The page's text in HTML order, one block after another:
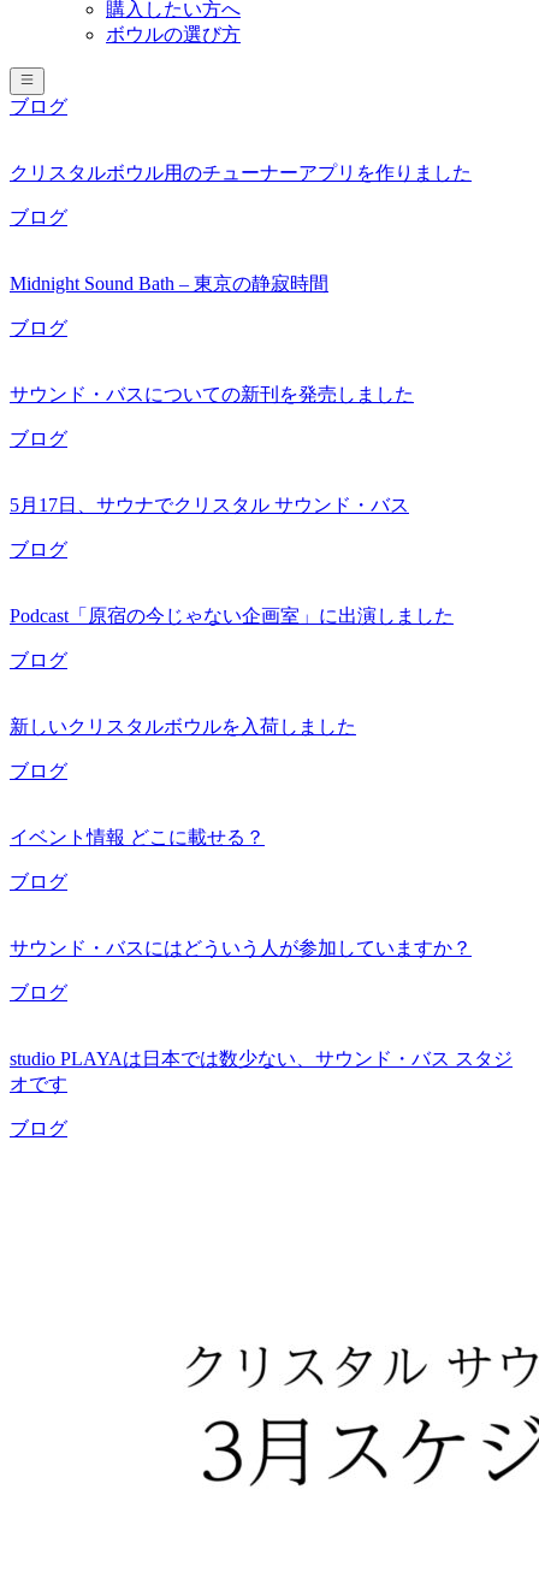
購入したい方へ
ボウルの選び方
ブログ
クリスタルボウル用のチューナーアプリを作りました
ブログ
Midnight Sound Bath – 東京の静寂時間
ブログ
サウンド・バスについての新刊を発売しました
ブログ
5月17日、サウナでクリスタル サウンド・バス
ブログ
Podcast「原宿の今じゃない企画室」に出演しました
ブログ
新しいクリスタルボウルを入荷しました
ブログ
イベント情報 どこに載せる？
ブログ
サウンド・バスにはどういう人が参加していますか？
ブログ
studio PLAYAは日本では数少ない、サウンド・バス スタジ
オです
ブログ